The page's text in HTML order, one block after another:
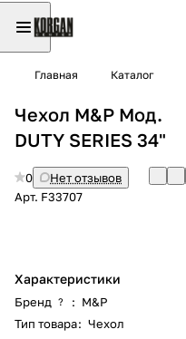
Главная Каталог
Чехол M&P Мод.
DUTY SERIES 34"
0
Нет отзывов
Арт. F33707
Характеристики
Бренд ? : M&P
Тип товара: Чехол